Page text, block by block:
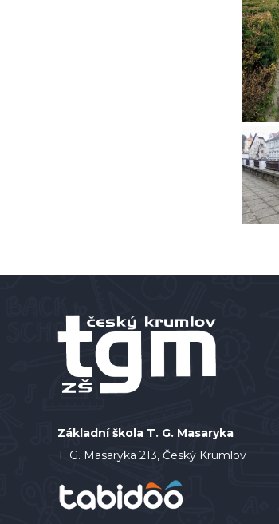
Základní škola T. G. Masaryka
T. G. Masaryka 213, Český Krumlov